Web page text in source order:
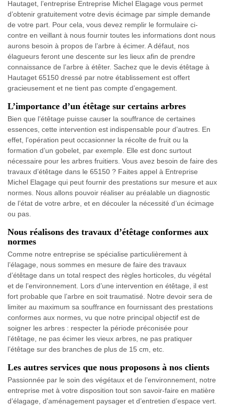
Hautaget, l’entreprise Entreprise Michel Elagage vous permet
d’obtenir gratuitement votre devis écimage par simple demande
de votre part. Pour cela, vous devez remplir le formulaire ci-
contre en veillant à nous fournir toutes les informations dont nous
aurons besoin à propos de l’arbre à écimer. A défaut, nos
élagueurs feront une descente sur les lieux afin de prendre
connaissance de l’arbre à étêter. Sachez que le devis étêtage à
Hautaget 65150 dressé par notre établissement est offert
gracieusement et ne tient pas compte d’engagement.
L’importance d’un étêtage sur certains arbres
Bien que l’étêtage puisse causer la souffrance de certaines
essences, cette intervention est indispensable pour d’autres. En
effet, l’opération peut occasionner la récolte de fruit ou la
formation d’un gobelet, par exemple. Elle est donc surtout
nécessaire pour les arbres fruitiers. Vous avez besoin de faire des
travaux d’étêtage dans le 65150 ? Faites appel à Entreprise
Michel Elagage qui peut fournir des prestations sur mesure et aux
normes. Nous allons pouvoir réaliser au préalable un diagnostic
de l’état de votre arbre, et en découler la nécessité d’un écimage
ou pas.
Nous réalisons des travaux d’étêtage conformes aux
normes
Comme notre entreprise se spécialise particulièrement à
l’élagage, nous sommes en mesure de faire des travaux
d’étêtage dans un total respect des règles horticoles, du végétal
et de l’environnement. Lors d’une intervention en étêtage, il est
fort probable que l’arbre en soit traumatisé. Notre devoir sera de
limiter au maximum sa souffrance en fournissant des prestations
conformes aux normes, vu que notre principal objectif est de
soigner les arbres : respecter la période préconisée pour
l’étêtage, ne pas écimer les vieux arbres, ne pas pratiquer
l’étêtage sur des branches de plus de 15 cm, etc.
Les autres services que nous proposons à nos clients
Passionnée par le soin des végétaux et de l’environnement, notre
entreprise met à votre disposition tout son savoir-faire en matière
d’élagage, d’aménagement paysager et d’entretien d’espace vert.